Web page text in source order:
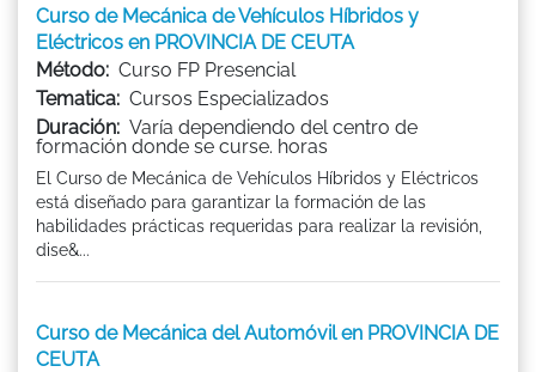
Curso de Mecánica de Vehículos Híbridos y
Eléctricos en PROVINCIA DE CEUTA
Método: Curso FP Presencial
Tematica: Cursos Especializados
Duración: Varía dependiendo del centro de
formación donde se curse. horas
El Curso de Mecánica de Vehículos Híbridos y Eléctricos
está diseñado para garantizar la formación de las
habilidades prácticas requeridas para realizar la revisión,
dise&...
Curso de Mecánica del Automóvil en PROVINCIA DE
CEUTA